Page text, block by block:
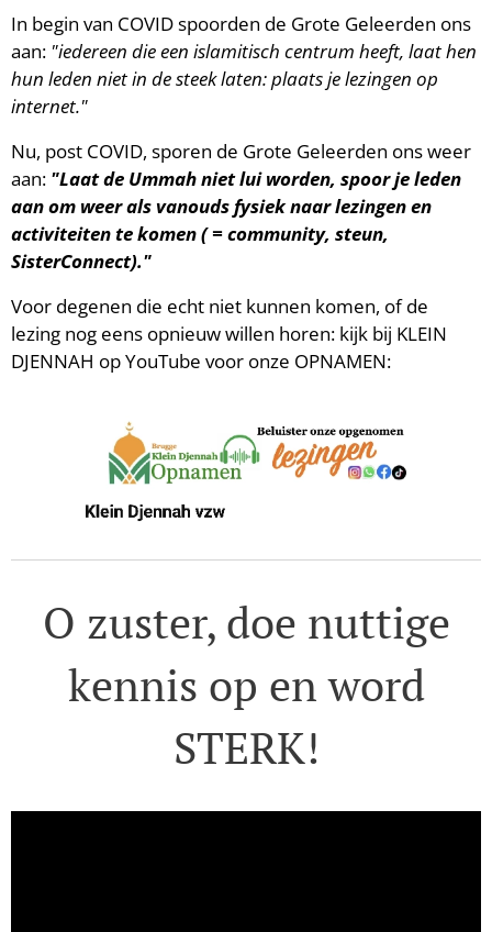
In begin van COVID spoorden de Grote Geleerden ons
aan: "iedereen die een islamitisch centrum heeft, laat hen
hun leden niet in de steek laten: plaats je lezingen op
internet."
Nu, post COVID, sporen de Grote Geleerden ons weer
aan: "Laat de Ummah niet lui worden, spoor je leden
aan om weer als vanouds fysiek naar lezingen en
activiteiten te komen ( = community, steun,
SisterConnect)."
Voor degenen die echt niet kunnen komen, of de
lezing nog eens opnieuw willen horen: kijk bij KLEIN
DJENNAH op YouTube voor onze OPNAMEN:
O zuster, doe nuttige
kennis op en word
STERK!